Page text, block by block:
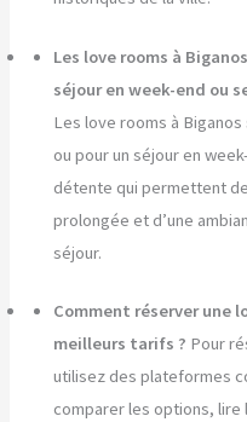
Les love rooms à
séjour en week-end ou
Les love rooms à
ou pour un séjour en
détente qui permettent
prolongée et d’une
séjour.
Comment réserver une
meilleurs tarifs ? Pour
utilisez des plateformes
comparer les options,